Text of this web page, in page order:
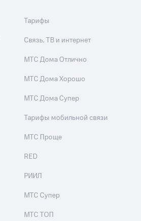
Тарифы
Связь, ТВ и интернет
МТС Дома Отлично
МТС Дома Хорошо
МТС Дома Супер
Тарифы мобильной связи
МТС Проще
RED
РИИЛ
МТС Супер
МТС ТОП